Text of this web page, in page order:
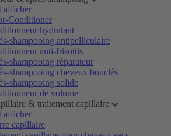
afficher
Conditioner
hydratant
shampooing antipelliculaire
anti-frisottis
shampooing réparateur
shampooing cheveux bouclés
shampooing solide
de volume
& traitement capillaire
afficher
capillaire